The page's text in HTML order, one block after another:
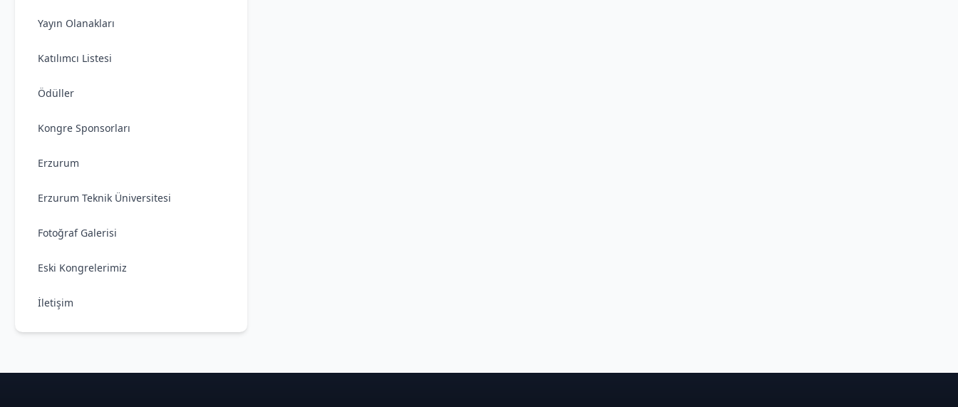
Yayın Olanakları
Katılımcı Listesi
Ödüller
Kongre Sponsorları
Erzurum
Erzurum Teknik Üniversitesi
Fotoğraf Galerisi
Eski Kongrelerimiz
İletişim